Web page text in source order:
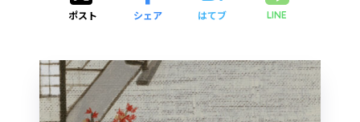
ポスト シェア はてブ LINE